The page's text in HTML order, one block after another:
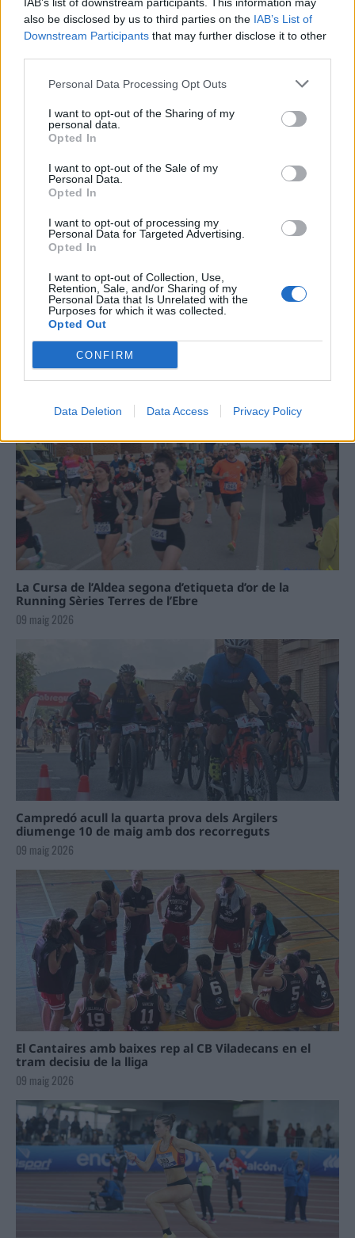
also be disclosed by us to third parties on the IAB’s List of
Downstream Participants that may further disclose it to other
Personal Data Processing Opt Outs
I want to opt-out of the Sharing of my
personal data.
Opted In
I want to opt-out of the Sale of my
Personal Data.
Opted In
I want to opt-out of processing my
Personal Data for Targeted Advertising.
Opted In
I want to opt-out of Collection, Use,
Retention, Sale, and/or Sharing of my
Personal Data that Is Unrelated with the
Purposes for which it was collected.
Opted Out
CONFIRM
Data Deletion Data Access Privacy Policy
Amposta recupera les Cases del Castell
i culmina un projecte estratègic que
vincula patrimoni, turisme i
6 d'agost de 2026
Els vestits de paper guanyen força
31 de juliol de 2026
“L’eclipsi serà una oportunitat també
per a gaudir de les Festes Majors
Carrega més
La Cursa de l’Aldea segona d’etiqueta d’or de la
Running Sèries Terres de l’Ebre
09 maig 2026
Campredó acull la quarta prova dels Argilers
diumenge 10 de maig amb dos recorreguts
09 maig 2026
El Cantaires amb baixes rep al CB Viladecans en el
tram decisiu de la lliga
09 maig 2026